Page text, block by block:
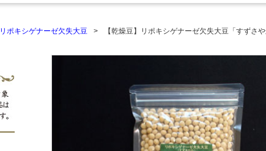
リポキシゲナーゼ欠失大豆 【乾燥豆】リポキシゲナーゼ欠失大豆「すずさ